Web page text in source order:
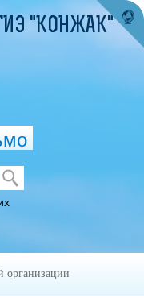
"КОНЖАК"
организации